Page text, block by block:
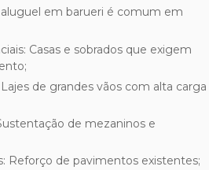
em barueri é comum em
Reforço de pavimentos existentes;